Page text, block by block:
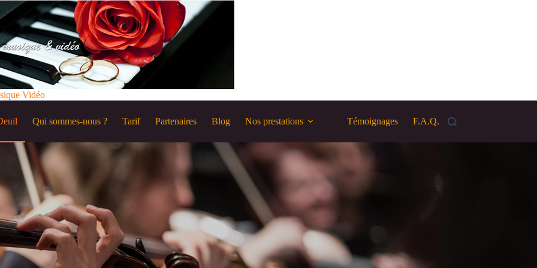
Vidéo
Qui sommes-nous ? Tarif Partenaires Blog Nos prestations Témoignages F.A.Q.